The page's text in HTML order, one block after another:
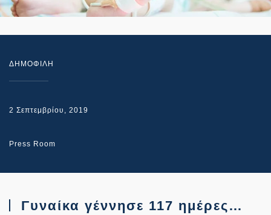
ΔΗΜΟΦΙΛΗ
2 Σεπτεμβρίου, 2019
Press Room
Γυναίκα γέννησε 117 ημέρες…